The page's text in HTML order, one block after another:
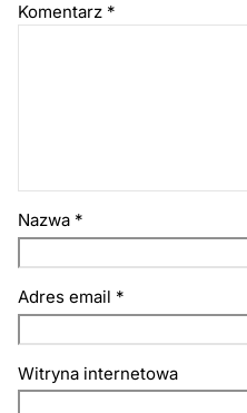
Komentarz *
Nazwa *
Adres email *
Witryna internetowa